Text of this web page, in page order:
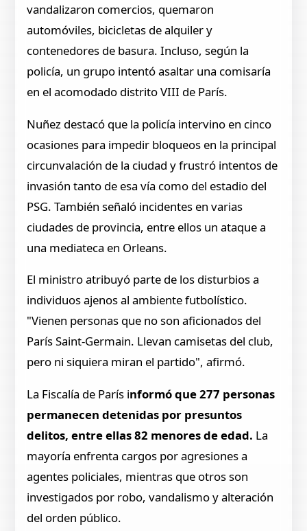
vandalizaron comercios, quemaron
automóviles, bicicletas de alquiler y
contenedores de basura. Incluso, según la
policía, un grupo intentó asaltar una comisaría
en el acomodado distrito VIII de París.
Nuñez destacó que la policía intervino en cinco
ocasiones para impedir bloqueos en la principal
circunvalación de la ciudad y frustró intentos de
invasión tanto de esa vía como del estadio del
PSG. También señaló incidentes en varias
ciudades de provincia, entre ellos un ataque a
una mediateca en Orleans.
El ministro atribuyó parte de los disturbios a
individuos ajenos al ambiente futbolístico.
"Vienen personas que no son aficionados del
París Saint-Germain. Llevan camisetas del club,
pero ni siquiera miran el partido", afirmó.
La Fiscalía de París informó que 277 personas
permanecen detenidas por presuntos
delitos, entre ellas 82 menores de edad. La
mayoría enfrenta cargos por agresiones a
agentes policiales, mientras que otros son
investigados por robo, vandalismo y alteración
del orden público.